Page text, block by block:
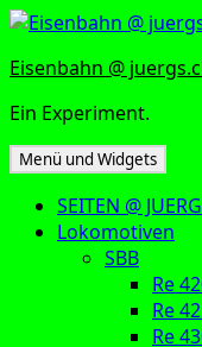
Zum
springen
Eisenbahn @
Ein Experiment.
Menü und Widgets
SEITEN @
Lokomotiven
SBB
Re
Re
Re